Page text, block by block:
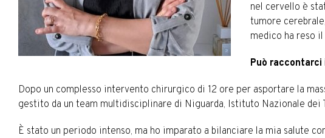
nel cervello è
tumore
medico ha reso
Può
Dopo un complesso intervento chirurgico di 12 ore per asportare la
gestito da un team multidisciplinare di Niguarda, Istituto Nazionale dei
È stato un periodo intenso, ma ho imparato a bilanciare la mia salute